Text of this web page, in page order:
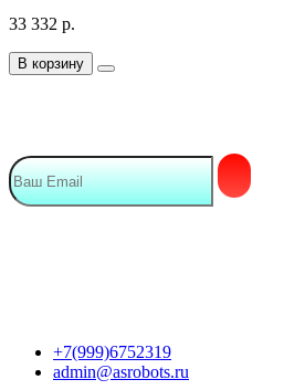
33 332 р.
В корзину
+7(999)6752319
admin@asrobots.ru